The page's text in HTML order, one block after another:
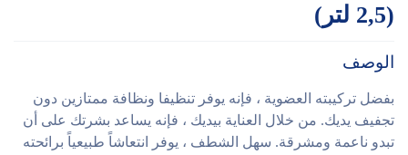
(2,5 لتر)
الوصف
بفضل تركيبته العضوية ، فإنه يوفر تنظيفا ونظافة ممتازين دون
تجفيف يديك. من خلال العناية بيديك ، فإنه يساعد بشرتك على أن
تبدو ناعمة ومشرقة. سهل الشطف ، يوفر انتعاشاً طبيعياً برائحته